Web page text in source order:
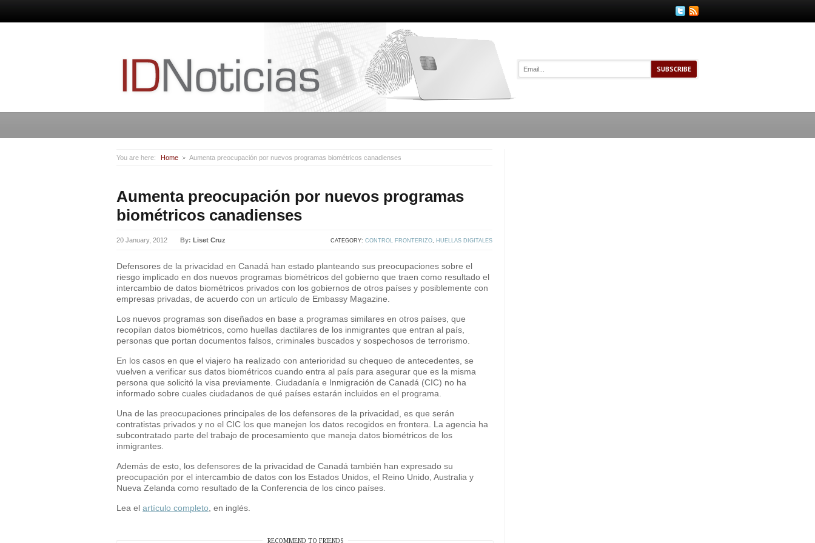
You are here: Home Aumenta preocupación por nuevos programas biométricos canadienses
Aumenta preocupación por nuevos programas
biométricos canadienses
20 January, 2012 By: Liset Cruz CATEGORY: CONTROL FRONTERIZO, HUELLAS DIGITALES
Defensores de la privacidad en Canadá han estado planteando sus preocupaciones sobre el
riesgo implicado en dos nuevos programas biométricos del gobierno que traen como resultado el
intercambio de datos biométricos privados con los gobiernos de otros países y posiblemente con
empresas privadas, de acuerdo con un artículo de Embassy Magazine.
Los nuevos programas son diseñados en base a programas similares en otros países, que
recopilan datos biométricos, como huellas dactilares de los inmigrantes que entran al país,
personas que portan documentos falsos, criminales buscados y sospechosos de terrorismo.
En los casos en que el viajero ha realizado con anterioridad su chequeo de antecedentes, se
vuelven a verificar sus datos biométricos cuando entra al país para asegurar que es la misma
persona que solicitó la visa previamente. Ciudadanía e Inmigración de Canadá (CIC) no ha
informado sobre cuales ciudadanos de qué países estarán incluidos en el programa.
Una de las preocupaciones principales de los defensores de la privacidad, es que serán
contratistas privados y no el CIC los que manejen los datos recogidos en frontera. La agencia ha
subcontratado parte del trabajo de procesamiento que maneja datos biométricos de los
inmigrantes.
Además de esto, los defensores de la privacidad de Canadá también han expresado su
preocupación por el intercambio de datos con los Estados Unidos, el Reino Unido, Australia y
Nueva Zelanda como resultado de la Conferencia de los cinco países.
Lea el artículo completo , en inglés.
RECOMMEND TO FRIENDS